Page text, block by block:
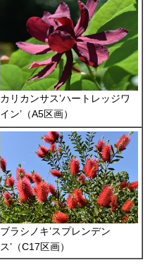
カリカンサス’ハートレッジワ
イン’（A5区画）
ブラシノキ’スプレンデン
ス’（C17区画）